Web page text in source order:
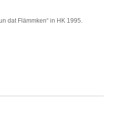
dat Flämmken“ in HK 1995.